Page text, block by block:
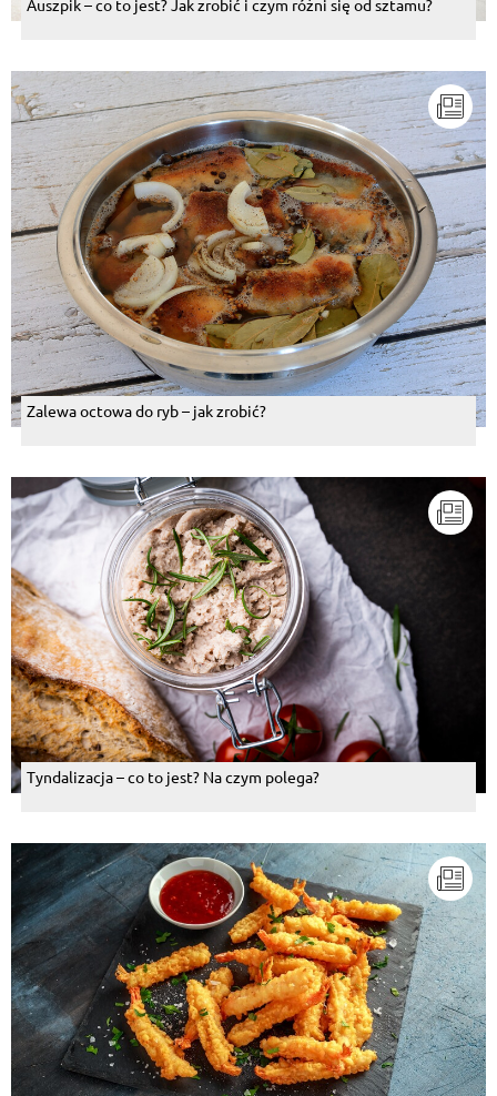
Auszpik – co to jest? Jak zrobić i czym różni się od sztamu?
Zalewa octowa do ryb – jak zrobić?
Tyndalizacja – co to jest? Na czym polega?